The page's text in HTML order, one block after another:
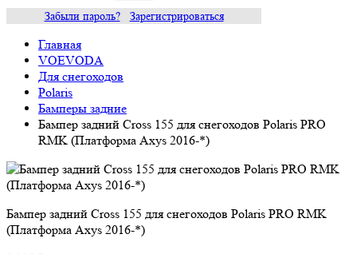
Забыли пароль? Зарегистрироваться
Главная
VOEVODA
Для снегоходов
Polaris
Бамперы задние
Бампер задний Cross 155 для снегоходов Polaris PRO
RMK (Платформа Axys 2016-*)
Бампер задний Cross 155 для снегоходов Polaris PRO RMK
(Платформа Axys 2016-*)